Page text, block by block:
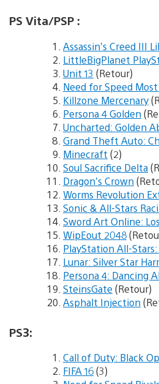
PS Vita/PSP :
Assassin’s Creed III
LittleBigPlanet
Unit 13 (Retour)
Need for Speed
Killzone Mercenary
Persona 4 Golden
Uncharted: Golden
Grand Theft Auto:
Minecraft (2)
Soul Sacrifice Delta
Dragon’s Crown
Worms Revolution
Sonic & All-Stars
Sword Art Online:
WipEout 2048
PlayStation All-
Lunar: Silver Star
Persona 4: Dancing
SteinsGate (Retour)
Asphalt Injection
PS3:
Call of Duty: Black
FIFA 16(3)